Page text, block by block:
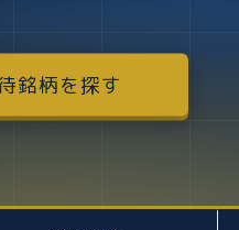
銘柄を探す